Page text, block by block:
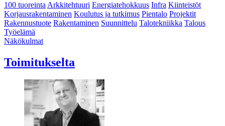
100 tuoreintaArkkitehtuuri Energiatehokkuus Infra Kiinteistöt
Korjausrakentaminen Koulutus ja tutkimus Pientalo Projektit
Rakennustuote Rakentaminen Suunnittelu Talotekniikka Talous
Työelämä
Näkökulmat
Toimitukselta